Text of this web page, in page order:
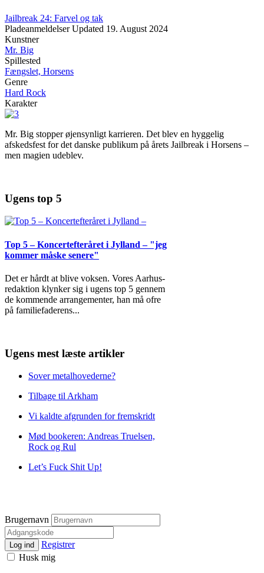
Jailbreak 24: Farvel og tak
Pladeanmeldelser Updated 19. August 2024
Kunstner
Mr. Big
Spillested
Fængslet, Horsens
Genre
Hard Rock
Karakter
Mr. Big stopper øjensynligt karrieren. Det blev en hyggelig
afskedsfest for det danske publikum på årets Jailbreak i Horsens –
men magien udeblev.
Ugens top 5
Top 5 – Koncertefteråret i Jylland – "jeg
kommer måske senere"
Det er hårdt at blive voksen. Vores Aarhus-
redaktion klynker sig i ugens top 5 gennem
de kommende arrangementer, han må ofre
på familiefaderens...
Ugens mest læste artikler
Sover metalhovederne?
Tilbage til Arkham
Vi kaldte afgrunden for fremskridt
Mød bookeren: Andreas Truelsen,
Rock og Rul
Let’s Fuck Shit Up!
Brugernavn
Log ind
Registrer
Husk mig